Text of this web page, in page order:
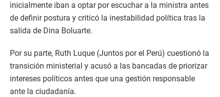
inicialmente iban a optar por escuchar a la ministra antes
de definir postura y criticó la inestabilidad política tras la
salida de Dina Boluarte.
Por su parte, Ruth Luque (Juntos por el Perú) cuestionó la
transición ministerial y acusó a las bancadas de priorizar
intereses políticos antes que una gestión responsable
ante la ciudadanía.